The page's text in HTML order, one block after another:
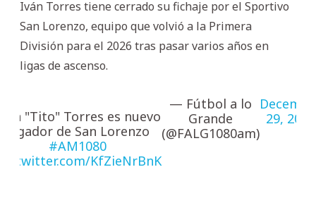
Iván Torres tiene cerrado su fichaje por el Sportivo
San Lorenzo, equipo que volvió a la Primera
División para el 2026 tras pasar varios años en
ligas de ascenso.
"Tito" Torres es nuevo
jugador de San Lorenzo
#AM1080
KfZieNrBnK
— Fútbol a lo
Grande
(@FALG1080am)
29, 2025